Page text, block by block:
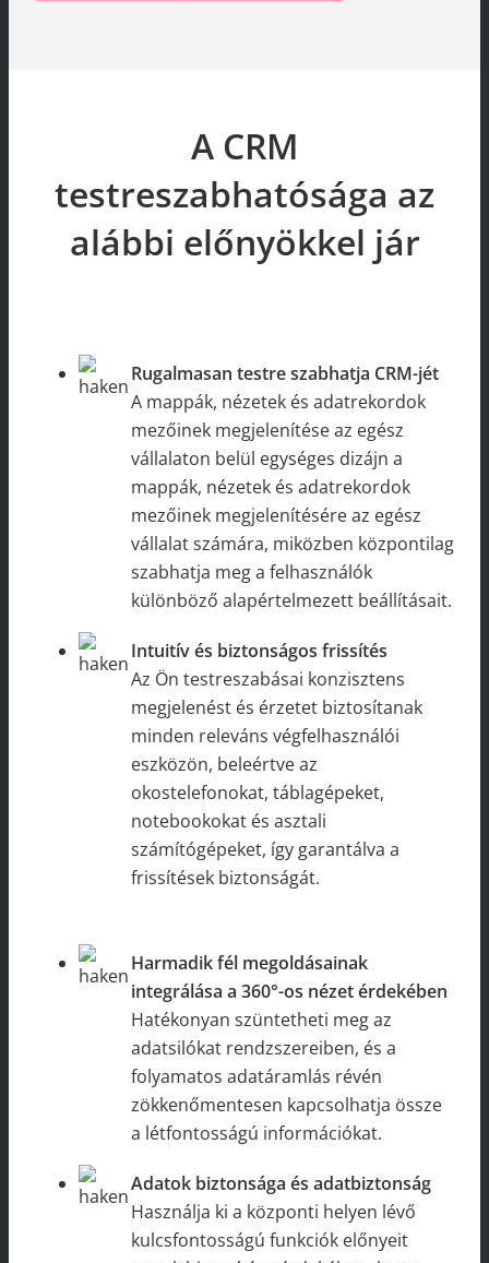
A CRM
testreszabhatósága az
alábbi előnyökkel jár
Rugalmasan testre szabhatja CRM-jét
A mappák, nézetek és adatrekordok
mezőinek megjelenítése az egész
vállalaton belül egységes dizájn a
mappák, nézetek és adatrekordok
mezőinek megjelenítésére az egész
vállalat számára, miközben központilag
szabhatja meg a felhasználók
különböző alapértelmezett beállításait.
Intuitív és biztonságos frissítés
Az Ön testreszabásai konzisztens
megjelenést és érzetet biztosítanak
minden releváns végfelhasználói
eszközön, beleértve az
okostelefonokat, táblagépeket,
notebookokat és asztali
számítógépeket, így garantálva a
frissítések biztonságát.
Harmadik fél megoldásainak
integrálása a 360°-os nézet érdekében
Hatékonyan szüntetheti meg az
adatsilókat rendzszereiben, és a
folyamatos adatáramlás révén
zökkenőmentesen kapcsolhatja össze
a létfontosságú információkat.
Adatok biztonsága és adatbiztonság
Használja ki a központi helyen lévő
kulcsfontosságú funkciók előnyeit